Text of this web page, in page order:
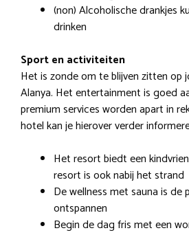
(non) Alcoholische drankjes
drinken
Sport en activiteiten
Het is zonde om te blijven zitten op
Alanya. Het entertainment is goed
premium services worden apart in
hotel kan je hierover verder
Het resort biedt een
resort is ook nabij het strand
De wellness met sauna is
ontspannen
Begin de dag fris met een